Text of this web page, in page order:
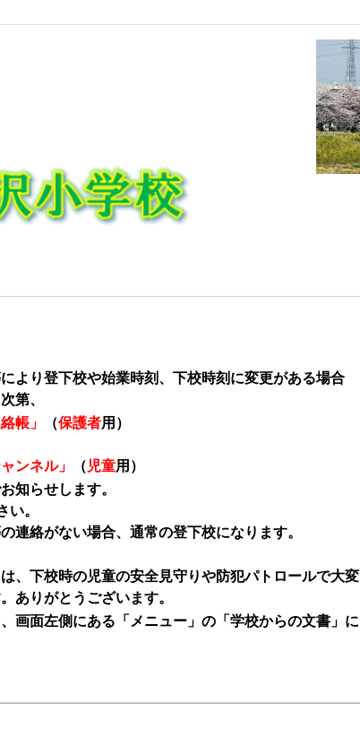
より登下校や始業時刻、下校時刻に変更がある場合
第、
帳」 （保護者用）
ンネル」 （ 児童用）
知らせします。
い。
連絡がない場合、通常の登下校になります。
、下校時の児童の安全見守りや防犯パトロールで大変
ありがとうございます。
画面左側にある「メニュー」の「学校からの文書」に